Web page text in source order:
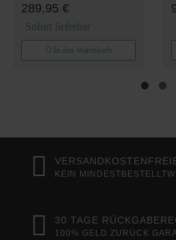
80x120 cm Eck-Dusche
mit praktischer Schiebetür
Ravenna18K
289,95 €
Sofort lieferbar
In den Warenkorb
KEIN
30 TAGE
100% GELD ZURÜCK